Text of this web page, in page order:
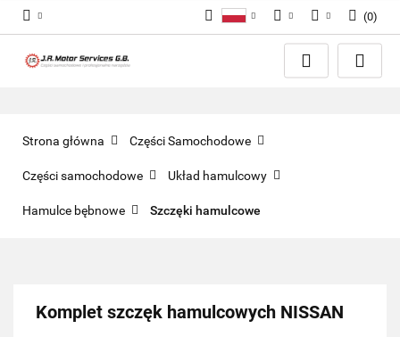
Zaloguj się
Zgody cookies
(0)
Strona główna Części Samochodowe
Części samochodowe Układ hamulcowy
Hamulce bębnowe Szczęki hamulcowe
Komplet szczęk hamulcowych NISSAN